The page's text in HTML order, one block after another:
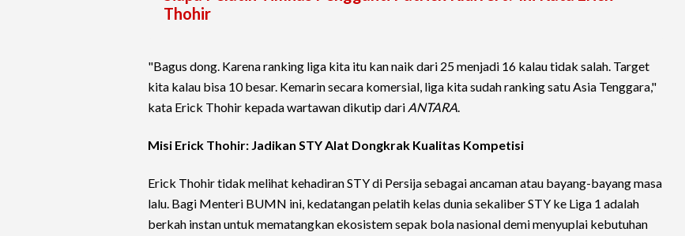
Thohir
"Bagus dong. Karena ranking liga kita itu kan naik dari 25 menjadi 16 kalau tidak salah. Target
kita kalau bisa 10 besar. Kemarin secara komersial, liga kita sudah ranking satu Asia Tenggara,"
kata Erick Thohir kepada wartawan dikutip dari ANTARA.
Misi Erick Thohir: Jadikan STY Alat Dongkrak Kualitas Kompetisi
Erick Thohir tidak melihat kehadiran STY di Persija sebagai ancaman atau bayang-bayang masa
lalu. Bagi Menteri BUMN ini, kedatangan pelatih kelas dunia sekaliber STY ke Liga 1 adalah
berkah instan untuk mematangkan ekosistem sepak bola nasional demi menyuplai kebutuhan